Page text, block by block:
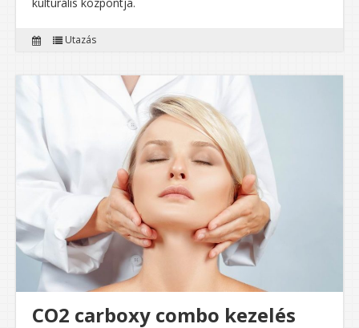
Utazás
CO2 carboxy combo kezelés